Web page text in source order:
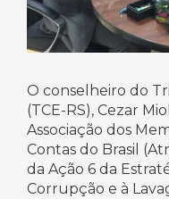
O conselheiro do
(TCE-RS), Cezar
Associação dos
Contas do Brasil
da Ação 6 da
Corrupção e à